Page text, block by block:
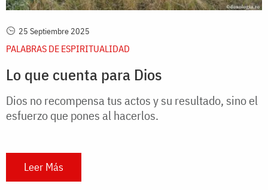
25 Septiembre 2025
PALABRAS DE ESPIRITUALIDAD
Lo que cuenta para Dios
Dios no recompensa tus actos y su resultado, sino el
esfuerzo que pones al hacerlos.
Leer Más